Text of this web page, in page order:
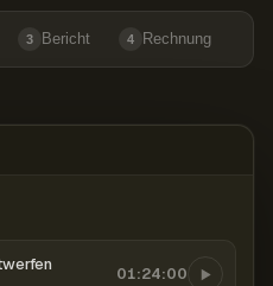
3 Bericht 4 Rechnung
01:24:00